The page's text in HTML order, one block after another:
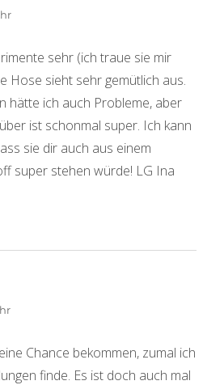
sehr (ich traue sie mir
Hose sieht sehr gemütlich aus.
hätte ich auch Probleme, aber
ist schonmal super. Ich kann
sie dir auch aus einem
super stehen würde! LG Ina
Chance bekommen, zumal ich
finde. Es ist doch auch mal